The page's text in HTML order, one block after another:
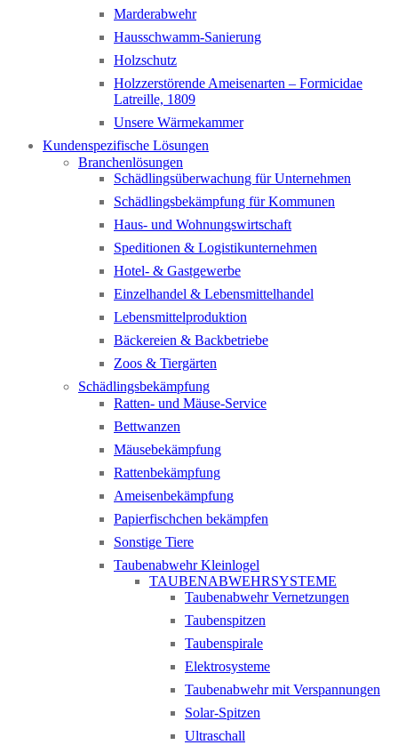
Marderabwehr
Hausschwamm-Sanierung
Holzschutz
Holzzerstörende Ameisenarten – Formicidae
Latreille, 1809
Unsere Wärmekammer
Kundenspezifische Lösungen
Branchenlösungen
Schädlingsüberwachung für Unternehmen
Schädlingsbekämpfung für Kommunen
Haus- und Wohnungswirtschaft
Speditionen & Logistikunternehmen
Hotel- & Gastgewerbe
Einzelhandel & Lebensmittelhandel
Lebensmittelproduktion
Bäckereien & Backbetriebe
Zoos & Tiergärten
Schädlingsbekämpfung
Ratten- und Mäuse-Service
Bettwanzen
Mäusebekämpfung
Rattenbekämpfung
Ameisenbekämpfung
Papierfischchen bekämpfen
Sonstige Tiere
Taubenabwehr Kleinlogel
TAUBENABWEHRSYSTEME
Taubenabwehr Vernetzungen
Taubenspitzen
Taubenspirale
Elektrosysteme
Taubenabwehr mit Verspannungen
Solar-Spitzen
Ultraschall